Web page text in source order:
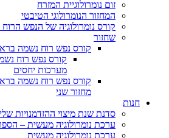
זום נומרולוגיית המזרח
המחזור הנומרולוגי הטיבטי
קורס נומרולוגיה של הנפש
שחזור
קורס נפש רוח נשמה
קורס נפש רוח
מערכות יחסים
קורס נפש רוח נשמה
מחזור שני
חנות
סדנת שנת מיצוי ההזדמנויות
ערכת נומרולוגיה מעשית –
ערכת נומרולוגיה מעשית